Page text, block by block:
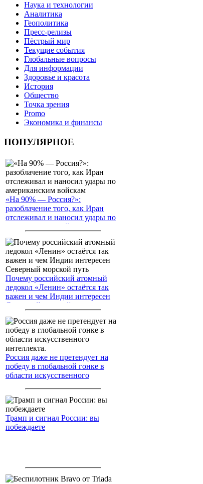
Наука и технологии
Аналитика
Геополитика
Пресс-релизы
Пёстрый мир
Текущие события
Глобальные вопросы
Для информации
Здоровье и красота
История
Общество
Точка зрения
Promo
Экономика и финансы
ПОПУЛЯРНОЕ
«На 90% — Россия?»:
разоблачение того, как Иран
отслеживал и наносил удары по
американским войскам
Почему российский атомный
ледокол «Ленин» остаётся так
важен и чем Индии интересен
Северный морской путь
Россия даже не претендует на
победу в глобальной гонке в
области искусственного
Трамп и сигнал России: вы
побеждаете